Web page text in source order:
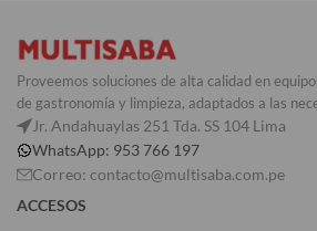
Proveemos soluciones de alta calidad en
de gastronomía y limpieza, adaptados a las
Jr. Andahuaylas 251 Tda. SS 104 Lima
WhatsApp: 953 766 197
Correo: contacto@multisaba.com.pe
ACCESOS